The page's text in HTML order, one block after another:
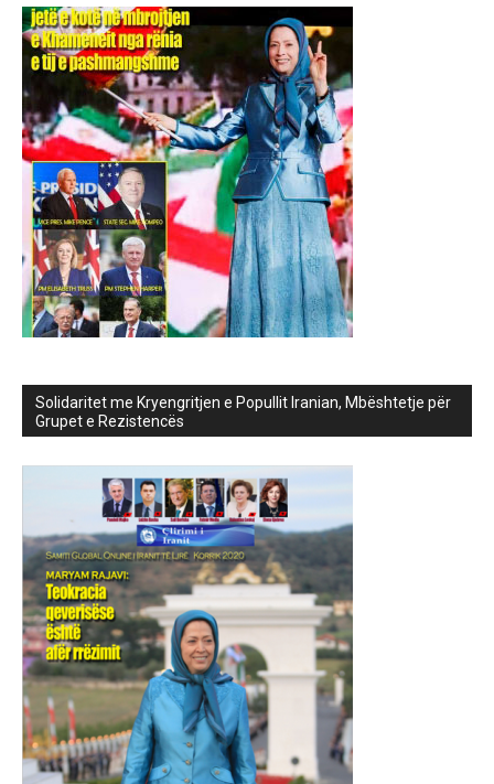
Solidaritet me Kryengritjen e Popullit Iranian, Mbështetje për
Grupet e Rezistencës